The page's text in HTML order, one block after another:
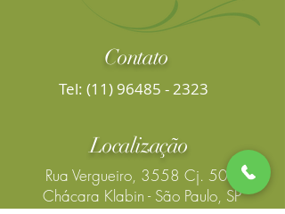
Contato
Tel: (11) 96485 - 2323
Localização
Rua Vergueiro, 3558 Cj. 507
Chácara Klabin - São Paulo, SP